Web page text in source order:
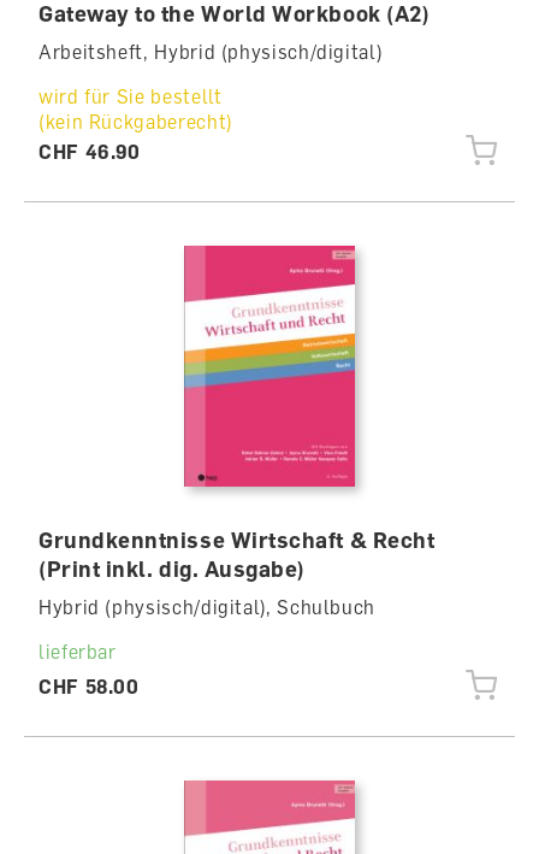
Gateway to the World Workbook (A2)
Arbeitsheft, Hybrid (physisch/digital)
wird für Sie bestellt
(kein Rückgaberecht)
CHF 46.90
Grundkenntnisse Wirtschaft & Recht
(Print inkl. dig. Ausgabe)
Hybrid (physisch/digital), Schulbuch
lieferbar
CHF 58.00